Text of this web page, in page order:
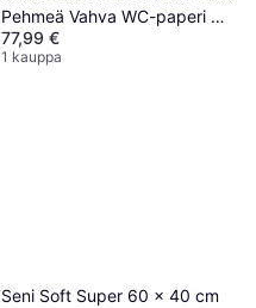
Pehmeä Vahva WC-paperi 8
Super Mega 5X Vahvempi
77,99 €
1 kauppa
Seni Soft Super 60 x 40 cm